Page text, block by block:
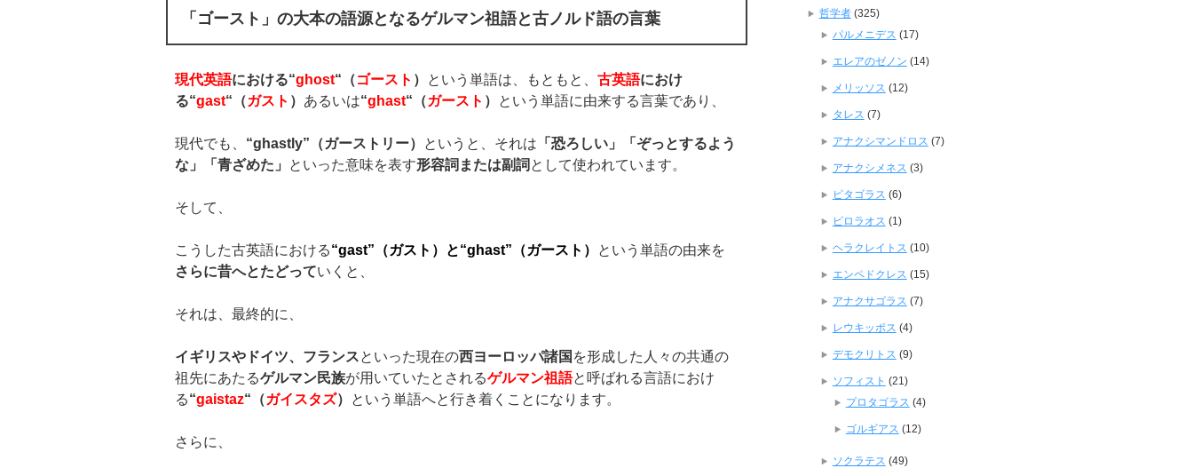
「ゴースト」の大本の語源となるゲルマン祖語と古ノルド語の言葉
現代英語における“ghost“ （ゴースト ） という単語は、もともと、 古英語におけ
る“gast“ （ガスト ） あるいは“ghast“ （ガースト ） という単語に由来する言葉であり、
現代でも、 “ghastly” （ガーストリー） というと、それは 「恐ろしい」「ぞっとするよう
な」「青ざめた」
といった意味を表す形容詞または副詞 として使われています。
そして、
こうした古英語における“gast” （ガスト）と“ghast”（ガースト ）
という単語の由来を
さらに昔へとたどっていくと、
それは、最終的に、
イギリスやドイツ、フランスといった現在の西ヨーロッパ諸国 を形成した人々の共通の
祖先にあたるゲルマン民族が用いていたとされるゲルマン祖語と呼ばれる言語におけ
る“gaistaz“ （ガイスタズ） という単語へと行き着くことになります。
さらに、
哲学者(325)
パルメニデス (17)
エレアのゼノン (14)
メリッソス (12)
タレス (7)
アナクシマンドロス (7)
アナクシメネス (3)
ピタゴラス (6)
ピロラオス (1)
ヘラクレイトス (10)
エンペドクレス (15)
アナクサゴラス (7)
レウキッポス (4)
デモクリトス (9)
ソフィスト (21)
プロタゴラス (4)
ゴルギアス (12)
ソクラテス (49)